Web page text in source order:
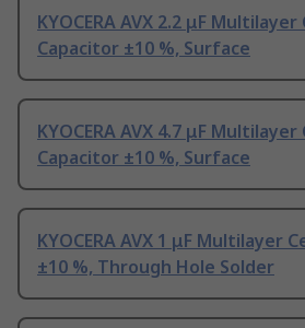
KYOCERA AVX 2.2 μF Multilayer
Capacitor ±10 %, Surface
KYOCERA AVX 4.7 μF Multilayer
Capacitor ±10 %, Surface
KYOCERA AVX 1 μF Multilayer
±10 %, Through Hole Solder